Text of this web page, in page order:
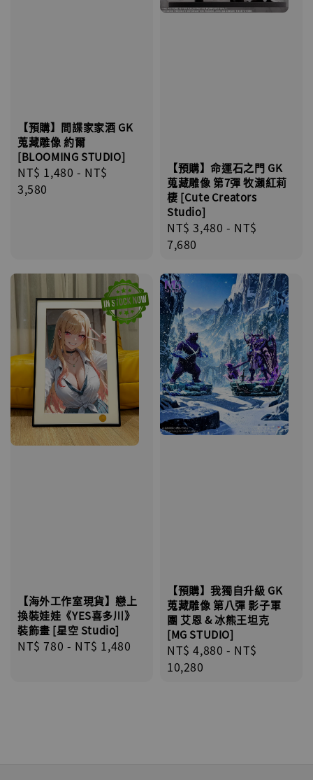
【預購】間諜家家酒 GK
蒐藏雕像 約爾
[BLOOMING STUDIO]
Regular
price
NT$ 1,480 - NT$
3,580
【預購】命運石之門 GK
蒐藏雕像 第7彈 牧瀨紅莉
棲 [Cute Creators
Studio]
Regular
price
NT$ 3,480 - NT$
7,680
【海外工作室現貨】戀上
換裝娃娃《YES喜多川》
裝飾畫 [星空 Studio]
Regular
NT$ 780 - NT$ 1,480
【預購】我獨自升級 GK
蒐藏雕像 第八彈 影子軍
團 艾恩 & 冰熊王坦克
[MG STUDIO]
Regular
price
NT$ 4,880 - NT$
10,280